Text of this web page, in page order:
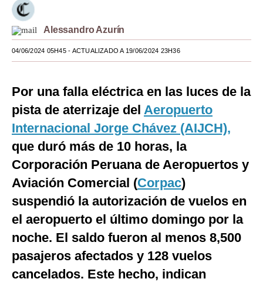
España
Club del Suscriptor
Mix
G de Gestión
Notas Contratadas
Podcast
Gestión TV
Videos
Fotogalerías
Alessandro Azurín
04/06/2024 05H45- ACTUALIZADO A 19/06/2024 23H36
Por una falla eléctrica en las luces de la
pista de aterrizaje del Aeropuerto
Internacional Jorge Chávez (AIJCH),
que duró más de 10 horas, la
Corporación Peruana de Aeropuertos y
Aviación Comercial (Corpac)
suspendió la autorización de vuelos en
el aeropuerto el último domingo por la
noche. El saldo fueron al menos 8,500
pasajeros afectados y 128 vuelos
cancelados. Este hecho, indican